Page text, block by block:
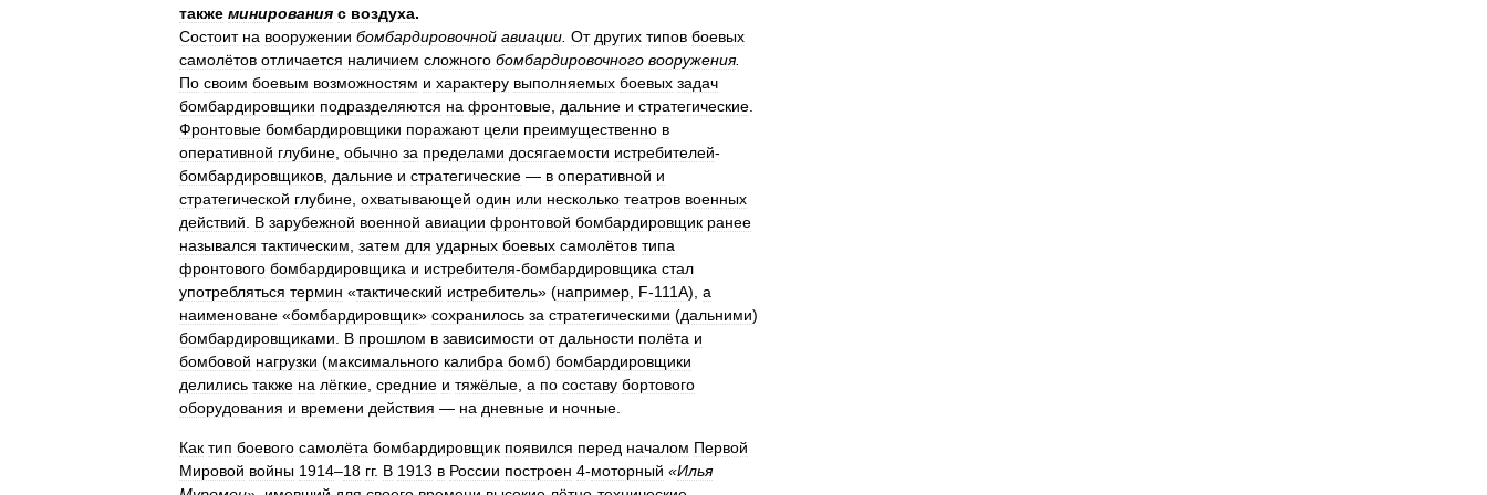
также минирования с воздуха.
Состоит на вооружении бомбардировочной авиации От других типов боевых
самолётов отличается наличием сложного бомбардировочного вооружения.
По своим боевым возможностям и характеру выполняемых боевых задач
бомбардировщики подразделяются на фронтовые дальние и стратегические
Фронтовые бомбардировщики поражают цели преимущественно в
оперативной глубине обычно за пределами досягаемости истребителей-
бомбардировщиков дальние и стратегические — в оперативной и
стратегической глубине охватывающей один или несколько театров военных
действий
В зарубежной военной авиации фронтовой бомбардировщик ранее
назывался тактическим затем для ударных боевых самолётов типа
фронтового бомбардировщика и истребителя-бомбардировщика стал
употребляться термин «тактический истребитель» (например F-111A), а
наименоване «бомбардировщик» сохранилось за стратегическими (дальними)
бомбардировщиками
В прошлом в зависимости от дальности полёта и
бомбовой нагрузки (максимального калибра бомб) бомбардировщики
делились также на лёгкие средние и тяжёлые а по составу бортового
оборудования и времени действия — на дневные и ночные
Как тип боевого самолёта бомбардировщик появился перед началом Первой
Мировой войны 1914–18 гг. В 1913 в России построен 4-моторный «Илья